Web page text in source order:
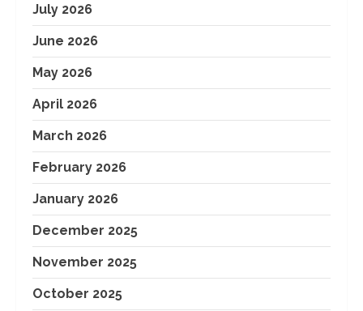
July 2026
June 2026
May 2026
April 2026
March 2026
February 2026
January 2026
December 2025
November 2025
October 2025